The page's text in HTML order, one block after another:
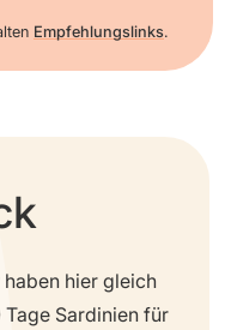
Empfehlungslinks.
hier gleich
Sardinien für